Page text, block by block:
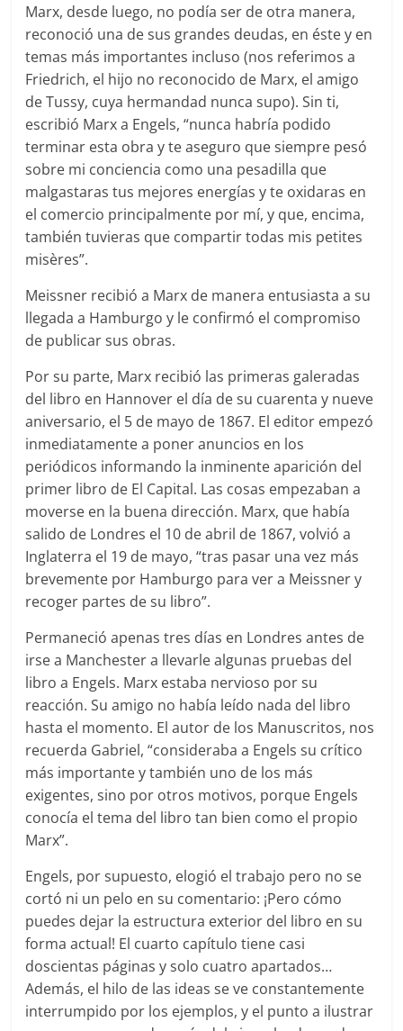
Marx, desde luego, no podía ser de otra manera,
reconoció una de sus grandes deudas, en éste y en
temas más importantes incluso (nos referimos a
Friedrich, el hijo no reconocido de Marx, el amigo
de Tussy, cuya hermandad nunca supo). Sin ti,
escribió Marx a Engels, “nunca habría podido
terminar esta obra y te aseguro que siempre pesó
sobre mi conciencia como una pesadilla que
malgastaras tus mejores energías y te oxidaras en
el comercio principalmente por mí, y que, encima,
también tuvieras que compartir todas mis petites
misères”.
Meissner recibió a Marx de manera entusiasta a su
llegada a Hamburgo y le confirmó el compromiso
de publicar sus obras.
Por su parte, Marx recibió las primeras galeradas
del libro en Hannover el día de su cuarenta y nueve
aniversario, el 5 de mayo de 1867. El editor empezó
inmediatamente a poner anuncios en los
periódicos informando la inminente aparición del
primer libro de El Capital. Las cosas empezaban a
moverse en la buena dirección. Marx, que había
salido de Londres el 10 de abril de 1867, volvió a
Inglaterra el 19 de mayo, “tras pasar una vez más
brevemente por Hamburgo para ver a Meissner y
recoger partes de su libro”.
Permaneció apenas tres días en Londres antes de
irse a Manchester a llevarle algunas pruebas del
libro a Engels. Marx estaba nervioso por su
reacción. Su amigo no había leído nada del libro
hasta el momento. El autor de los Manuscritos, nos
recuerda Gabriel, “consideraba a Engels su crítico
más importante y también uno de los más
exigentes, sino por otros motivos, porque Engels
conocía el tema del libro tan bien como el propio
Marx”.
Engels, por supuesto, elogió el trabajo pero no se
cortó ni un pelo en su comentario: ¡Pero cómo
puedes dejar la estructura exterior del libro en su
forma actual! El cuarto capítulo tiene casi
doscientas páginas y solo cuatro apartados…
Además, el hilo de las ideas se ve constantemente
interrumpido por los ejemplos, y el punto a ilustrar